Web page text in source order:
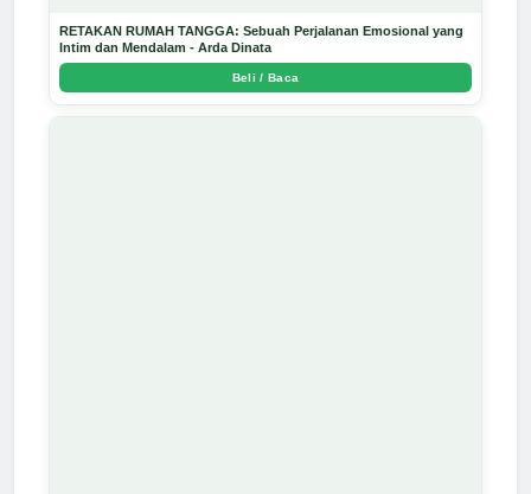
RETAKAN RUMAH TANGGA: Sebuah Perjalanan Emosional yang
Intim dan Mendalam - Arda Dinata
Beli / Baca